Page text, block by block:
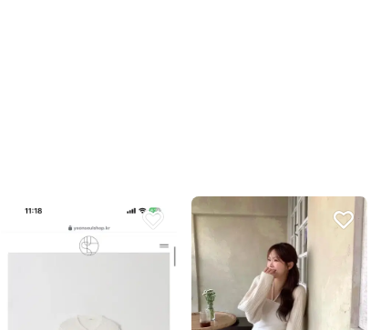
꼭 필요한 문의만 해요.